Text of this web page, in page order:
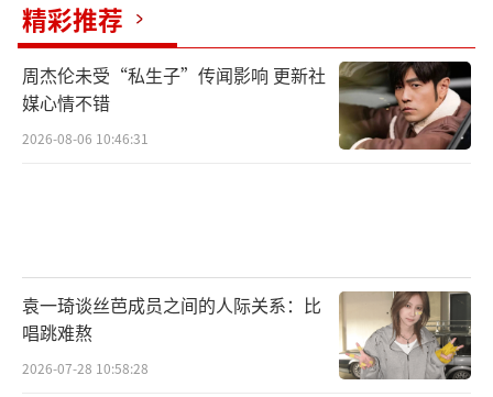
精彩推荐
周杰伦未受“私生子”传闻影响 更新社
媒心情不错
2026-08-06 10:46:31
袁一琦谈丝芭成员之间的人际关系：比
唱跳难熬
2026-07-28 10:58:28